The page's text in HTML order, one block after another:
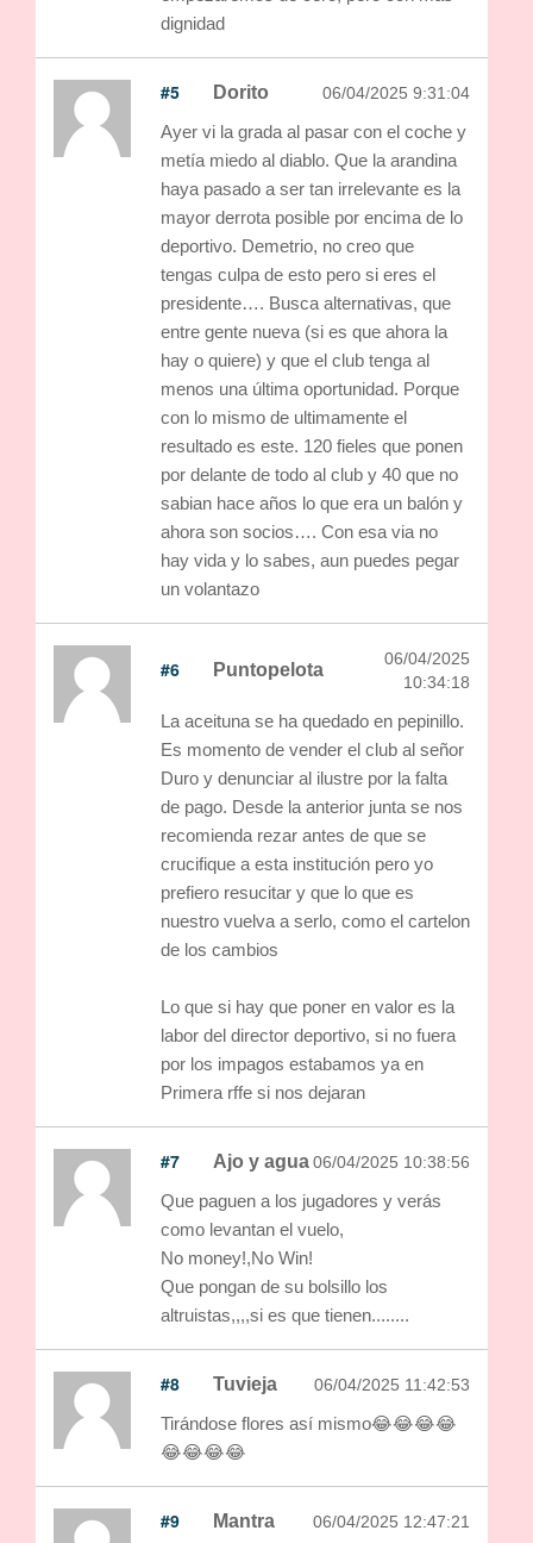
dignidad
#5 Dorito 06/04/2025 9:31:04
Ayer vi la grada al pasar con el coche y
metía miedo al diablo. Que la arandina
haya pasado a ser tan irrelevante es la
mayor derrota posible por encima de lo
deportivo. Demetrio, no creo que
tengas culpa de esto pero si eres el
presidente…. Busca alternativas, que
entre gente nueva (si es que ahora la
hay o quiere) y que el club tenga al
menos una última oportunidad. Porque
con lo mismo de ultimamente el
resultado es este. 120 fieles que ponen
por delante de todo al club y 40 que no
sabian hace años lo que era un balón y
ahora son socios…. Con esa via no
hay vida y lo sabes, aun puedes pegar
un volantazo
#6 Puntopelota
06/04/2025
10:34:18
La aceituna se ha quedado en pepinillo.
Es momento de vender el club al señor
Duro y denunciar al ilustre por la falta
de pago. Desde la anterior junta se nos
recomienda rezar antes de que se
crucifique a esta institución pero yo
prefiero resucitar y que lo que es
nuestro vuelva a serlo, como el cartelon
de los cambios
Lo que si hay que poner en valor es la
labor del director deportivo, si no fuera
por los impagos estabamos ya en
Primera rffe si nos dejaran
#7 Ajo y agua06/04/2025 10:38:56
Que paguen a los jugadores y verás
como levantan el vuelo,
No money!,No Win!
Que pongan de su bolsillo los
altruistas,,,,si es que tienen........
#8 Tuvieja 06/04/2025 11:42:53
Tirándose flores así mismo😂😂😂😂
😂😂😂😂
#9 Mantra 06/04/2025 12:47:21